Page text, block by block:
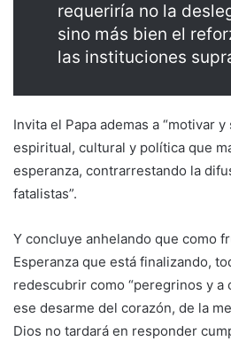
requeriría no la
sino más bien el
las instituciones
Invita el Papa ademas a “motivar
espiritual, cultural y política que
esperanza, contrarrestando la
fatalistas”.
Y concluye anhelando que como
Esperanza que está finalizando,
redescubrir como “peregrinos y a
ese desarme del corazón, de la
Dios no tardará en responder